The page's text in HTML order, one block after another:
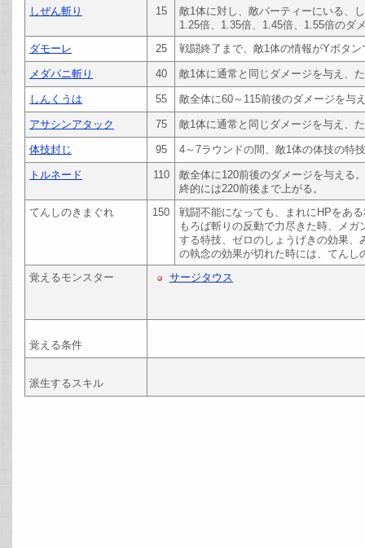
しぜん斬り
15
敵1体に対し、敵パーティーにいる、
1.25倍、1.35倍、1.45倍、1.55倍のダ
ダモーレ
25 戦闘終了まで、敵1体の情報がYボタ
メダパニ斬り 40 敵1体に通常と同じダメージを与え、
しんくうは 55 敵全体に60～115前後のダメージを与
アサシンアタック 75 敵1体に通常と同じダメージを与え、
体技封じ 95 4～7ラウンドの間、敵1体の体技の特
トルネード 110
敵全体に120前後のダメージを与える
終的には220前後まで上がる。
てんしのきまぐれ
150
戦闘不能になっても、まれにHPをあ
もろば斬りの反動で力尽きた時、メ
する特技、ゼロのしょうげきの効果
の執念の効果が切れた時には、てんし
覚えるモンスター
サージタウス
覚える条件
派生するスキル